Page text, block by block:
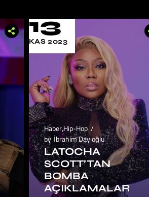
13
KAS 2023
Haber,Hip-Hop
by İbrahim Dayıoğlu
LATOCHA
SCOTT’TAN
BOMBA
AÇIKLAMALAR